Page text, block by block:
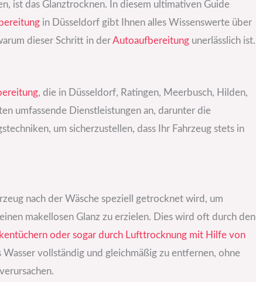
ist das Glanztrocknen. In diesem ultimativen Guide
in Düsseldorf gibt Ihnen alles Wissenswerte über
dieser Schritt in derAutoaufbereitung unerlässlich ist.
, die in Düsseldorf, Ratingen, Meerbusch, Hilden,
umfassende Dienstleistungen an, darunter die
um sicherzustellen, dass Ihr Fahrzeug stets in
nach der Wäsche speziell getrocknet wird, um
makellosen Glanz zu erzielen. Dies wird oft durch den
oder sogar durch Lufttrocknung mit Hilfe von
Wasser vollständig und gleichmäßig zu entfernen, ohne